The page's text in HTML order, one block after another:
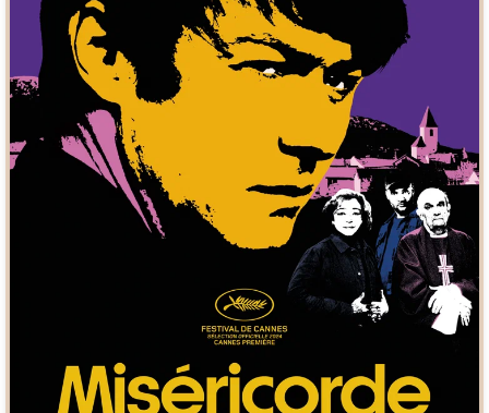
событиях
Параллельные миры
Перевод Гоблина
ПереводКубик в Кубе Перевод Кураж-Бамбей
Подростковаяжестокость
Постапокалипсис Призраки
Про апокалипсис
Про богов
Про ведьм
Про выживание
Про гонки
Про деревню Про динозавров